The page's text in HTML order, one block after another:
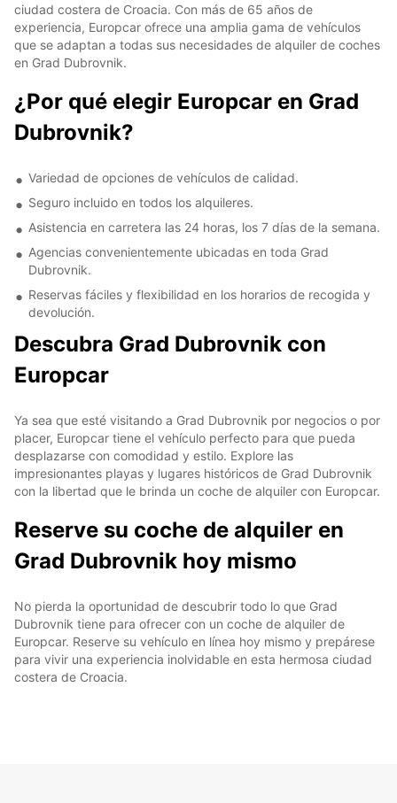
ciudad costera de Croacia. Con más de 65 años de
experiencia, Europcar ofrece una amplia gama de vehículos
que se adaptan a todas sus necesidades de alquiler de coches
en Grad Dubrovnik.
¿Por qué elegir Europcar en Grad
Dubrovnik?
Variedad de opciones de vehículos de calidad.
Seguro incluido en todos los alquileres.
Asistencia en carretera las 24 horas, los 7 días de la semana.
Agencias convenientemente ubicadas en toda Grad
Dubrovnik.
Reservas fáciles y flexibilidad en los horarios de recogida y
devolución.
Descubra Grad Dubrovnik con
Europcar
Ya sea que esté visitando a Grad Dubrovnik por negocios o por
placer, Europcar tiene el vehículo perfecto para que pueda
desplazarse con comodidad y estilo. Explore las
impresionantes playas y lugares históricos de Grad Dubrovnik
con la libertad que le brinda un coche de alquiler con Europcar.
Reserve su coche de alquiler en
Grad Dubrovnik hoy mismo
No pierda la oportunidad de descubrir todo lo que Grad
Dubrovnik tiene para ofrecer con un coche de alquiler de
Europcar. Reserve su vehículo en línea hoy mismo y prepárese
para vivir una experiencia inolvidable en esta hermosa ciudad
costera de Croacia.